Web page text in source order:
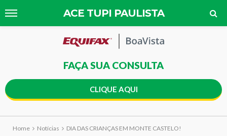
ACE TUPI PAULISTA
FAÇA SUA CONSULTA
CLIQUE AQUI
Home Notícias DIA DAS CRIANÇAS EM MONTE CASTELO!